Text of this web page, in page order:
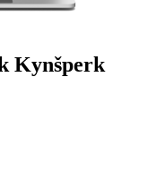
Kynšperk